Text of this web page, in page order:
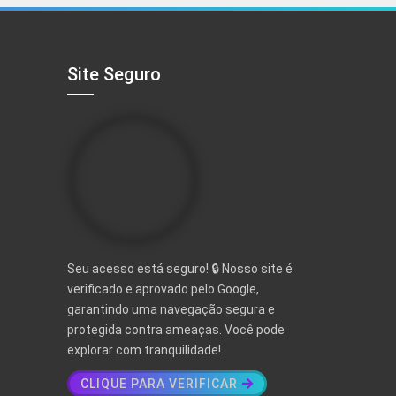
Site Seguro
Seu acesso está seguro! 🔒 Nosso site é
verificado e aprovado pelo Google,
garantindo uma navegação segura e
protegida contra ameaças. Você pode
explorar com tranquilidade!
CLIQUE PARA VERIFICAR